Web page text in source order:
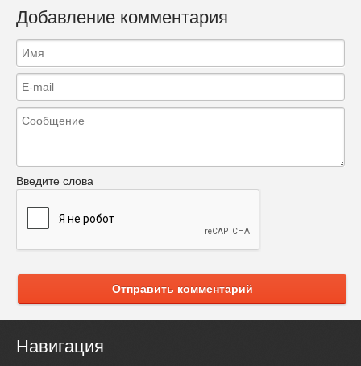
Добавление комментария
Введите слова
Отправить комментарий
Навигация